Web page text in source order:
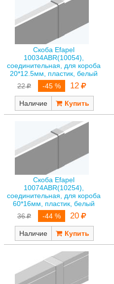
Скоба Efapel
10034ABR(10054),
соединительная, для короба
20*12.5мм, пластик, белый
22
-45 % 12
Наличие
Скоба Efapel
10074ABR(10254),
соединительная, для короба
60*16мм, пластик, белый
36
-44 % 20
Наличие